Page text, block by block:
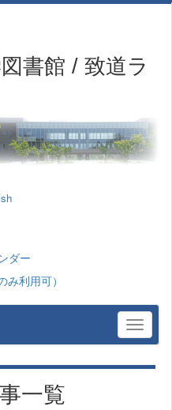
書館 / 致道ラ
ダー
利用可）
一覧